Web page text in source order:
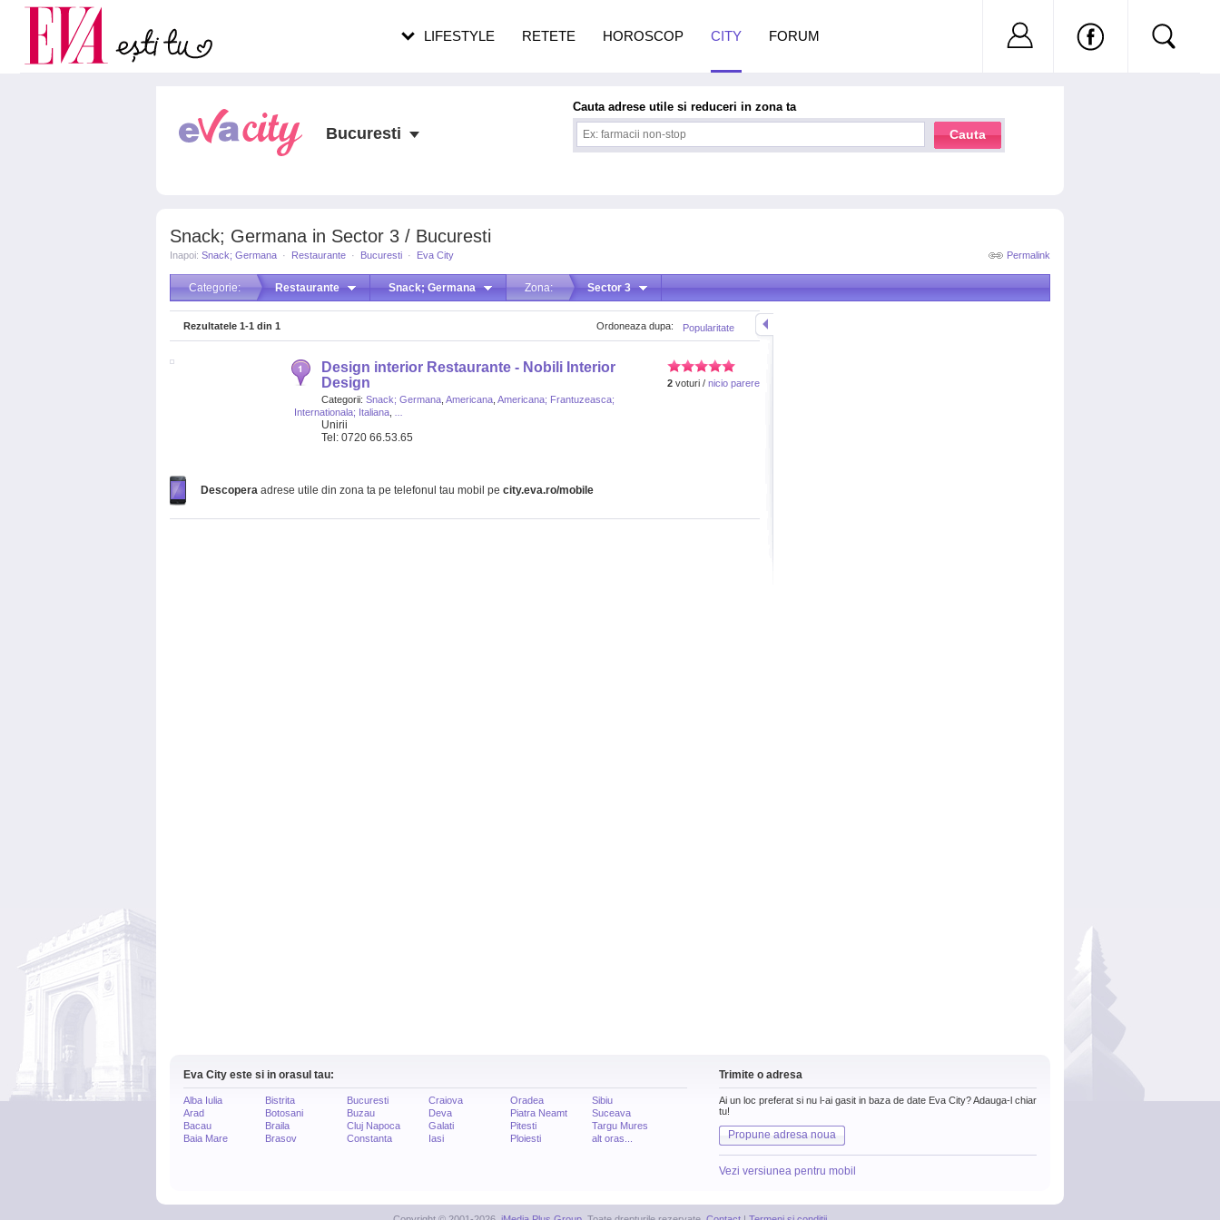
Snack; Germana in Sector 3 / Bucuresti
Permalink
Inapoi: Snack; Germana · Restaurante · Bucuresti · Eva City
Categorie: Restaurante Snack; Germana Zona: Sector 3
Popularitate
Ordoneaza dupa:
Rezultatele 1-1 din 1
2 voturi / nicio parere
Design interior Restaurante - Nobili Interior
Design
Categorii: Snack; Germana Americana Americana; Frantuzeasca;
Internationala; Italiana
Unirii
Tel: 0720 66.53.65
Descopera adrese utile din zona ta pe telefonul tau mobil pe city.eva.ro/mobile
Eva City este si in orasul tau:
Alba Iulia
Arad
Bacau
Baia Mare
Bistrita
Botosani
Braila
Brasov
Bucuresti
Buzau
Cluj Napoca
Constanta
Craiova
Deva
Galati
Iasi
Oradea
Piatra Neamt
Pitesti
Ploiesti
Sibiu
Suceava
Targu Mures
alt oras...
Trimite o adresa
Ai un loc preferat si nu l-ai gasit in baza de date Eva City? Adauga-l chiar
tu!
Propune adresa noua
Vezi versiunea pentru mobil
Bucuresti
Cauta adrese utile si reduceri in zona ta
Cauta
LIFESTYLE RETETE HOROSCOP CITY FORUM Nu ai cont?
Carieră
Actualitate